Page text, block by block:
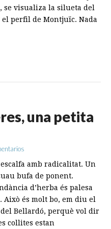
se visualiza la silueta del
el perfil de Montjuïc. Nada
una petita
amb radicalitat. Un
bufa de ponent.
d’herba és palesa
Això és molt bo, em diu el
del Bellardó, perquè vol dir
collites estan